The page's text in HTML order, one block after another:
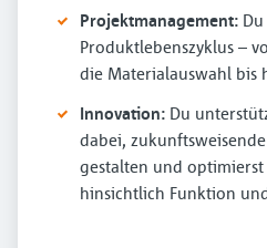
Projektmanagement:
Produktlebenszyklus –
die Materialauswahl bis
Innovation: Du
dabei,
gestalten und
hinsichtlich Funktion